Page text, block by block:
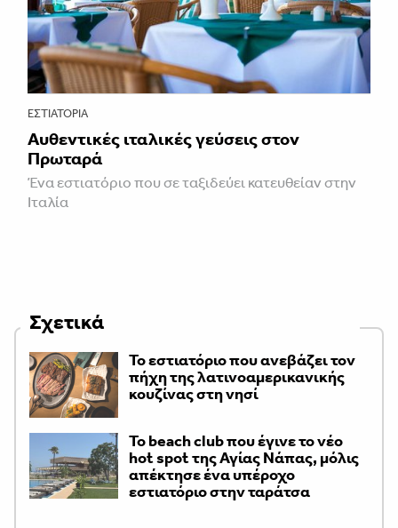
ΕΣΤΙΑΤΌΡΙΑ
Αυθεντικές ιταλικές γεύσεις στον
Πρωταρά
Ένα εστιατόριο που σε ταξιδεύει κατευθείαν στην
Ιταλία
Σχετικά
Το εστιατόριο που ανεβάζει τον
πήχη της λατινοαμερικανικής
κουζίνας στη νησί
Το beach club που έγινε το νέο
hot spot της Αγίας Νάπας, μόλις
απέκτησε ένα υπέροχο
εστιατόριο στην ταράτσα